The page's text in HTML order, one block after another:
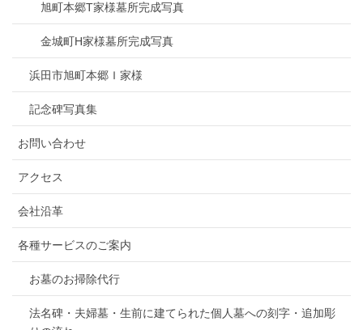
旭町本郷T家様墓所完成写真
金城町H家様墓所完成写真
浜田市旭町本郷Ｉ家様
記念碑写真集
お問い合わせ
アクセス
会社沿革
各種サービスのご案内
お墓のお掃除代行
法名碑・夫婦墓・生前に建てられた個人墓への刻字・追加彫